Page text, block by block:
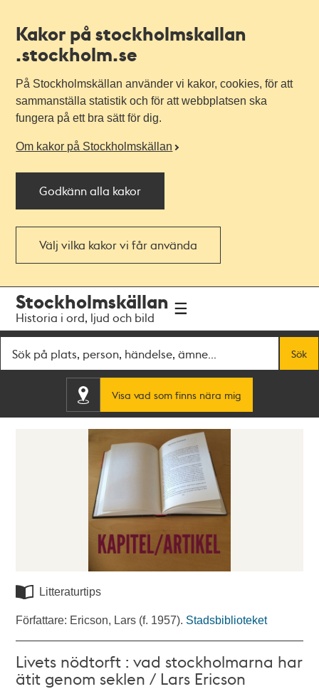
Kakor på stockholmskallan
.stockholm.se
På Stockholmskällan använder vi kakor, cookies, för att
sammanställa statistik och för att webbplatsen ska
fungera på ett bra sätt för dig.
Om kakor på Stockholmskällan
Godkänn alla kakor
Välj vilka kakor vi får använda
navigationen
huvudinnehållet
Stockholmskällan
Historia i ord, ljud och bild
Sök
Visa vad som finns nära mig
Litteraturtips
Författare: Ericson, Lars (f. 1957). Stadsbiblioteket
Livets nödtorft : vad stockholmarna har
ätit genom seklen / Lars Ericson